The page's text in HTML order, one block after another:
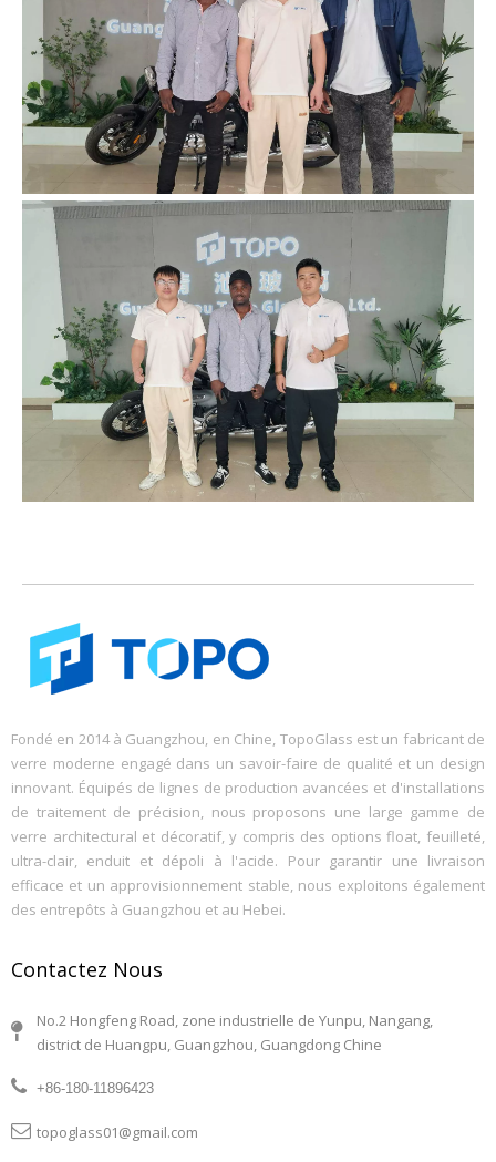
Fondé en 2014 à Guangzhou, en Chine, TopoGlass est un fabricant de
verre moderne engagé dans un savoir-faire de qualité et un design
innovant. Équipés de lignes de production avancées et d'installations
de traitement de précision, nous proposons une large gamme de
verre architectural et décoratif, y compris des options float, feuilleté,
ultra-clair, enduit et dépoli à l'acide. Pour garantir une livraison
efficace et un approvisionnement stable, nous exploitons également
des entrepôts à Guangzhou et au Hebei.
Contactez Nous
No.2 Hongfeng Road, zone industrielle de Yunpu, Nangang,
district de Huangpu, Guangzhou, Guangdong Chine
+86-180-11896423
topoglass01@gmail.com